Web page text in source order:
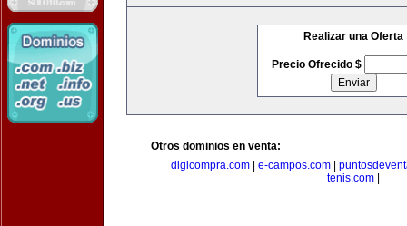
Realizar una Oferta
Precio Ofrecido $
Otros dominios en venta:
digicompra.com
e-campos.com
tenis.com